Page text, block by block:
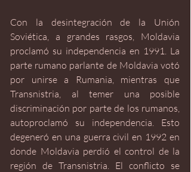
Con la desintegración de la Unión
Soviética, a grandes rasgos, Moldavia
proclamó su independencia en 1991. La
parte rumano parlante de Moldavia votó
por unirse a Rumania, mientras que
Transnistria, al temer una posible
discriminación por parte de los rumanos,
autoproclamó su independencia. Esto
degeneró en una guerra civil en 1992 en
donde Moldavia perdió el control de la
región de Transnistria. El conflicto se